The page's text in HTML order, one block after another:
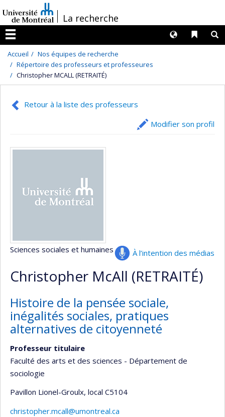
au
contenu
/La recherche
Menu
Liens
Langues
Accueil
Nos équipes de recherche
Répertoire des professeurs et professeures
Christopher MCALL (RETRAITÉ)
Retour à la liste des professeurs
Modifier son profil
À l’intention des médias
Sciences sociales et humaines
Christopher McAll (RETRAITÉ)
Histoire de la pensée sociale,
inégalités sociales, pratiques
alternatives de citoyenneté
Professeur titulaire
Faculté des arts et des sciences - Département de
sociologie
Pavillon Lionel-Groulx, local C5104
christopher.mcall@umontreal.ca